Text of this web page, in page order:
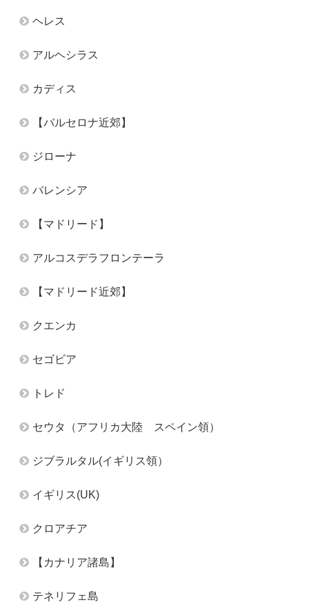
ヘレス
アルヘシラス
カディス
【バルセロナ近郊】
ジローナ
バレンシア
【マドリード】
アルコスデラフロンテーラ
【マドリード近郊】
クエンカ
セゴビア
トレド
セウタ（アフリカ大陸 スペイン領）
ジブラルタル(イギリス領）
イギリス(UK)
クロアチア
【カナリア諸島】
テネリフェ島